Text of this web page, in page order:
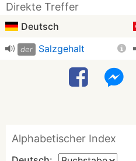
Direkte Treffer
Deutsch
der Salzgehalt
Alphabetischer Index